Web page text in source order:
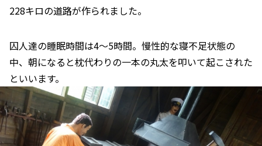
228キロの道路が作られました。
囚人達の睡眠時間は4～5時間。慢性的な寝不足状態の
中、朝になると枕代わりの一本の丸太を叩いて起こされた
といいます。